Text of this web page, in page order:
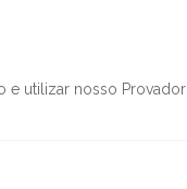
e utilizar nosso Provador